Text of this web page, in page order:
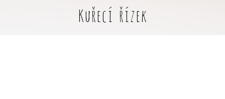
Kuřecí řízek